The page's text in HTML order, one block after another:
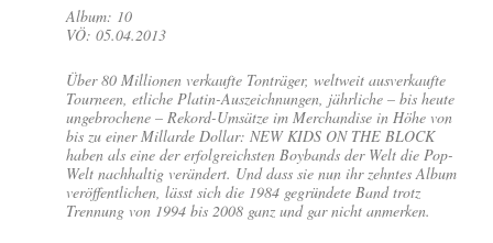
Album: 10
VÖ: 05.04.2013
Über 80 Millionen verkaufte Tonträger, weltweit ausverkaufte
Tourneen, etliche Platin-Auszeichnungen, jährliche – bis heute
ungebrochene – Rekord-Umsätze im Merchandise in Höhe von
bis zu einer Millarde Dollar: NEW KIDS ON THE BLOCK
haben als eine der erfolgreichsten Boybands der Welt die Pop-
Welt nachhaltig verändert. Und dass sie nun ihr zehntes Album
veröffentlichen, lässt sich die 1984 gegründete Band trotz
Trennung von 1994 bis 2008 ganz und gar nicht anmerken.